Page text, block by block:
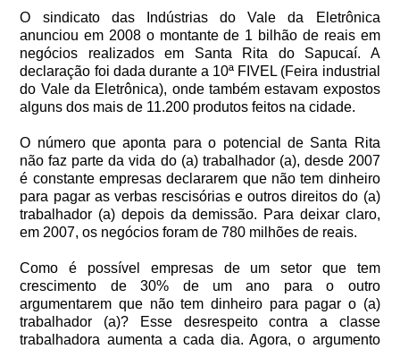
O sindicato das Indústrias do Vale da Eletrônica
anunciou em 2008 o montante de 1 bilhão de reais em
negócios realizados em Santa Rita do Sapucaí. A
declaração foi dada durante a 10ª FIVEL (Feira industrial
do Vale da Eletrônica), onde também estavam expostos
alguns dos mais de 11.200 produtos feitos na cidade.
O número que aponta para o potencial de Santa Rita
não faz parte da vida do (a) trabalhador (a), desde 2007
é constante empresas declararem que não tem dinheiro
para pagar as verbas rescisórias e outros direitos do (a)
trabalhador (a) depois da demissão. Para deixar claro,
em 2007, os negócios foram de 780 milhões de reais.
Como é possível empresas de um setor que tem
crescimento de 30% de um ano para o outro
argumentarem que não tem dinheiro para pagar o (a)
trabalhador (a)? Esse desrespeito contra a classe
trabalhadora aumenta a cada dia. Agora, o argumento